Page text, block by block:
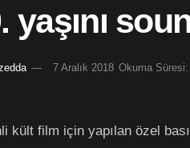
yaşını
7 Aralık 2018 Okuma
kült film için yapılan özel